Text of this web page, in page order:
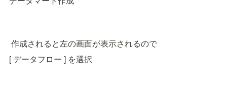
作成されると左の画面が表示されるので
[ データフロー ] を選択